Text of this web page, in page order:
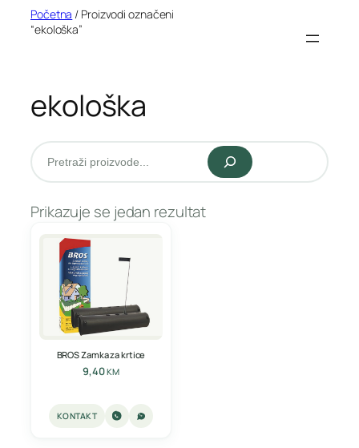
Početna / Proizvodi označeni
“ekološka”
ekološka
Pretraži
Prikazuje se jedan rezultat
BROS Zamka za krtice
9,40KM
KONTAKT